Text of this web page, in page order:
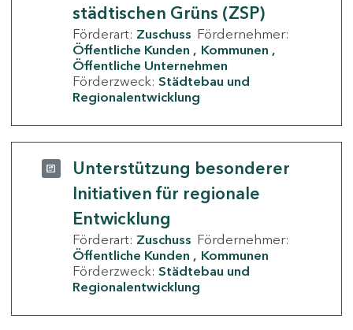
städtischen Grüns (ZSP)
Förderart: Zuschuss Fördernehmer:
Öffentliche Kunden
Kommunen
Öffentliche Unternehmen
Förderzweck: Städtebau und
Regionalentwicklung
Unterstützung besonderer
Initiativen für regionale
Entwicklung
Förderart: Zuschuss Fördernehmer:
Öffentliche Kunden
Kommunen
Förderzweck: Städtebau und
Regionalentwicklung